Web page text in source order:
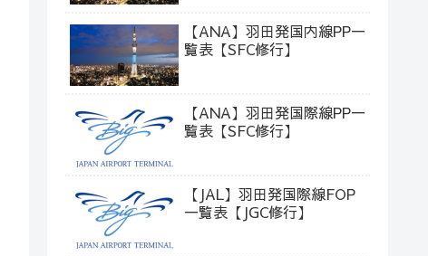
【ANA】羽田発国内線PP一
覧表【SFC修行】
【ANA】羽田発国際線PP一
覧表【SFC修行】
【JAL】羽田発国際線FOP
一覧表【JGC修行】